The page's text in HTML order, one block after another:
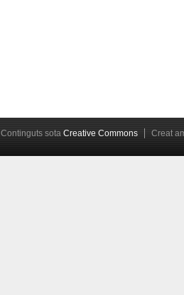
Continguts sota Creative Commons Creat